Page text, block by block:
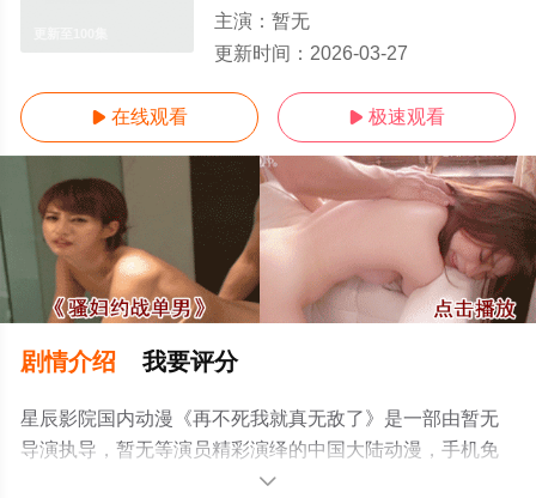
主演： 暂无
更新时间： 2026-03-27
 在线观看  极速观看
剧情介绍 我要评分
星辰影院国内动漫《再不死我就真无敌了》是一部由暂无
导演执导，暂无等演员精彩演绎的中国大陆动漫，手机免
费观看高清未删减完整版动漫全集就上星辰影视，更多剧
